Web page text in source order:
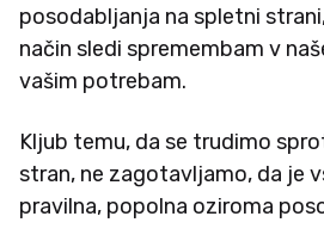
posodabljanja na spletni
način sledi spremembam v
vašim potrebam.
Kljub temu, da se trudimo
stran, ne zagotavljamo, da je
pravilna, popolna oziroma